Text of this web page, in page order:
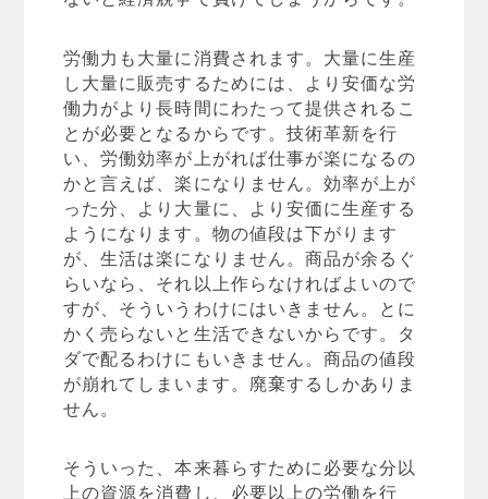
労働力も大量に消費されます。大量に生産
し大量に販売するためには、より安価な労
働力がより長時間にわたって提供されるこ
とが必要となるからです。技術革新を行
い、労働効率が上がれば仕事が楽になるの
かと言えば、楽になりません。効率が上が
った分、より大量に、より安価に生産する
ようになります。物の値段は下がります
が、生活は楽になりません。商品が余るぐ
らいなら、それ以上作らなければよいので
すが、そういうわけにはいきません。とに
かく売らないと生活できないからです。タ
ダで配るわけにもいきません。商品の値段
が崩れてしまいます。廃棄するしかありま
せん。
そういった、本来暮らすために必要な分以
上の資源を消費し、必要以上の労働を行